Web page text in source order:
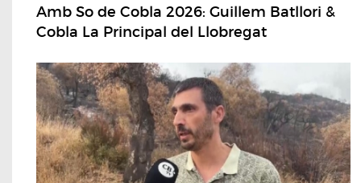
Amb So de Cobla 2026: Guillem Batllori &
Cobla La Principal del Llobregat